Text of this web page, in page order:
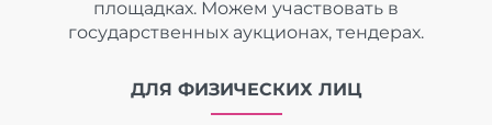
площадках. Можем участвовать в
государственных аукционах, тендерах.
ДЛЯ ФИЗИЧЕСКИХ ЛИЦ